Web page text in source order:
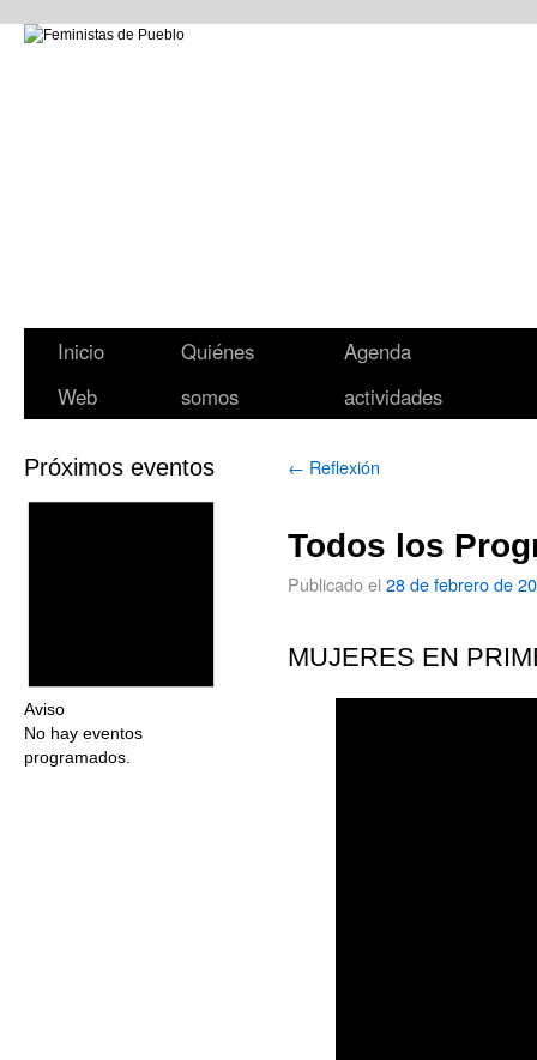
Inicio
Web
Quiénes
somos
Agenda
actividades
Próximos eventos
Aviso
No hay eventos
programados.
← Reflexión
Todos los
Publicado el 28 de febrero de
MUJERES EN